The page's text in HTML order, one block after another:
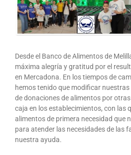
Desde el Banco de Alimentos de
máxima alegría y gratitud por el
en Mercadona. En los tiempos de
hemos tenido que modificar
de donaciones de alimentos por
caja en los establecimientos, con las
alimentos de primera necesidad que
para atender las necesidades de las
nuestra ayuda.